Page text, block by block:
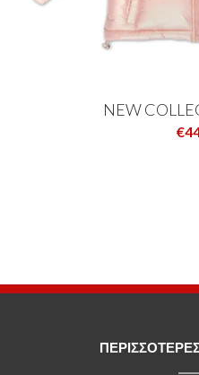
NEW